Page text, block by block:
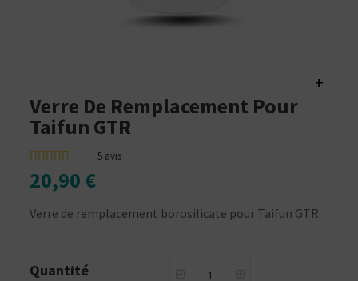
+
Verre De Remplacement Pour
Taifun GTR
5 avis
20,90 €
Verre de remplacement borosilicate pour Taifun GTR.
Quantité